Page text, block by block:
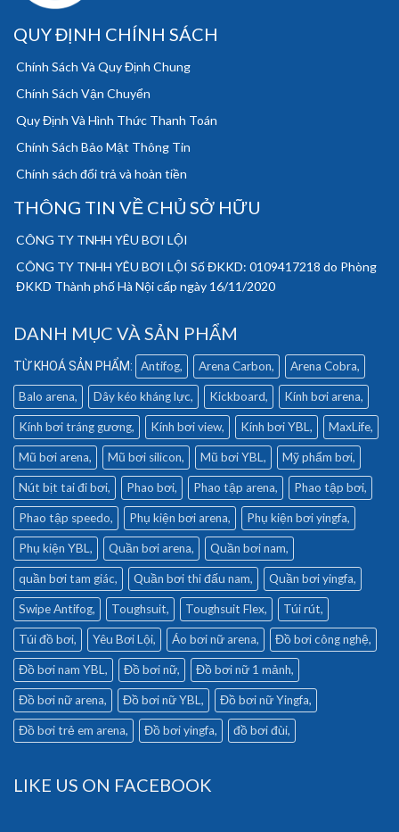
QUY ĐỊNH CHÍNH SÁCH
Chính Sách Và Quy Định Chung
Chính Sách Vận Chuyển
Quy Định Và Hình Thức Thanh Toán
Chính Sách Bảo Mật Thông Tin
Chính sách đổi trả và hoàn tiền
THÔNG TIN VỀ CHỦ SỞ HỮU
CÔNG TY TNHH YÊU BƠI LỘI
CÔNG TY TNHH YÊU BƠI LỘI Số ĐKKD: 0109417218 do Phòng
ĐKKD Thành phố Hà Nội cấp ngày 16/11/2020
DANH MỤC VÀ SẢN PHẨM
Antifog Arena Carbon Arena Cobra
Balo arena Dây kéo kháng lực Kickboard Kính bơi arena
Kính bơi tráng gương Kính bơi view Kính bơi YBL MaxLife
Mũ bơi arena Mũ bơi silicon Mũ bơi YBL Mỹ phẩm bơi
Nút bịt tai đi bơi Phao bơi Phao tập arena Phao tập bơi
Phao tập speedo Phụ kiện bơi arena Phụ kiện bơi yingfa
Phụ kiện YBL Quần bơi arena Quần bơi nam
quần bơi tam giác Quần bơi thi đấu nam Quần bơi yingfa
Swipe Antifog Toughsuit Toughsuit Flex Túi rút
Túi đồ bơi Yêu Bơi Lội Áo bơi nữ arena Đồ bơi công nghệ
Đồ bơi nam YBL Đồ bơi nữ Đồ bơi nữ 1 mảnh
Đồ bơi nữ arena Đồ bơi nữ YBL Đồ bơi nữ Yingfa
Đồ bơi trẻ em arena Đồ bơi yingfa đồ bơi đùi
LIKE US ON FACEBOOK